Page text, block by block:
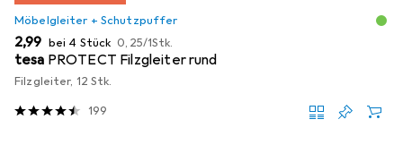
Möbelgleiter + Schutzpuffer
EUR
2,99 bei 4 Stück EUR
0,25/1Stk.
tesa PROTECT Filzgleiter rund
Filzgleiter, 12 Stk.
199